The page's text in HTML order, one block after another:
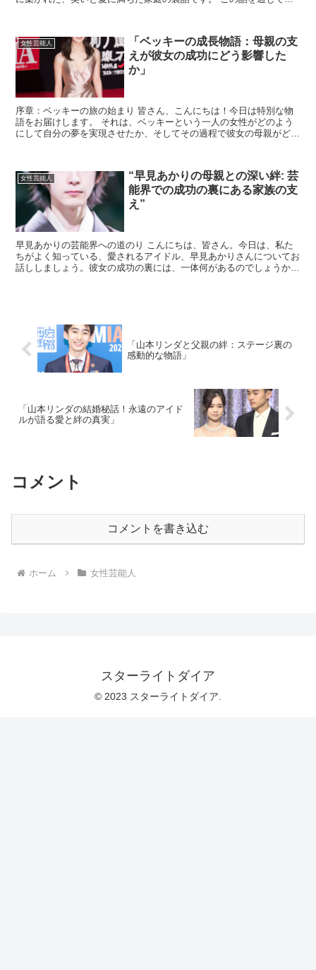
女性芸能人
「ベッキーの成長物語：母親の支
えが彼女の成功にどう影響した
か」
序章：ベッキーの旅の始まり 皆さん、こんにちは！今日は特別な物
語をお届けします。 それは、ベッキーという一人の女性がどのよう
にして自分の夢を実現させたか、そしてその過程で彼女の母親がどれ
女性芸能人
“早見あかりの母親との深い絆: 芸
能界での成功の裏にある家族の支
え”
早見あかりの芸能界への道のり こんにちは、皆さん。今日は、私た
ちがよく知っている、愛されるアイドル、早見あかりさんについてお
話ししましょう。彼女の成功の裏には、一体何があるのでしょうか？
「山本リンダと父親の絆：ステージ裏の
感動的な物語」
「山本リンダの結婚秘話！永遠のアイド
ルが語る愛と絆の真実」
コメント
コメントを書き込む
ホーム 女性芸能人
スターライトダイア
© 2023 スターライトダイア.